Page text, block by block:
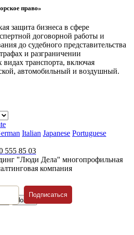
право»
защита бизнеса в сфере
договорной работы и
до судебного представительства
и разграничении
видах транспорта, включая
автомобильный и воздушный.
Italian Japanese Portuguese
555 85 03
"Люди Дела" многопрофильная
компания
Подписаться